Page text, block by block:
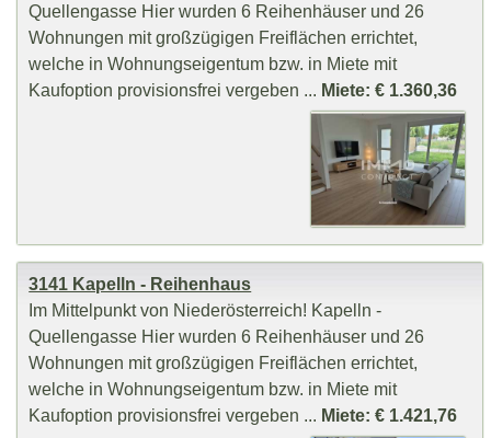
Quellengasse Hier wurden 6 Reihenhäuser und 26
Wohnungen mit großzügigen Freiflächen errichtet,
welche in Wohnungseigentum bzw. in Miete mit
Kaufoption provisionsfrei vergeben ... Miete: € 1.360,36
3141 Kapelln - Reihenhaus
Im Mittelpunkt von Niederösterreich! Kapelln -
Quellengasse Hier wurden 6 Reihenhäuser und 26
Wohnungen mit großzügigen Freiflächen errichtet,
welche in Wohnungseigentum bzw. in Miete mit
Kaufoption provisionsfrei vergeben ... Miete: € 1.421,76